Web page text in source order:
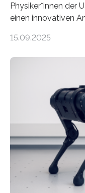
Physiker*innen der
einen innovativen
Lösungsweg ist
stellt die heutige
Prozessoren
viel Energie, die
sind voneinander
bremst komplexe
immer größer
verarbeiten
rücken dabei
15.09.2025